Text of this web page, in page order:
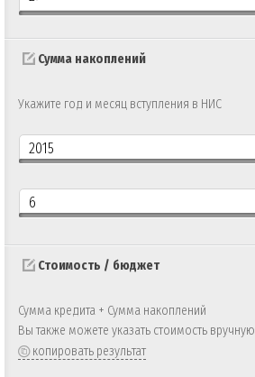
Сумма накоплений
Укажите год и месяц вступления в НИС
Стоимость / бюджет
Сумма кредита + Сумма накоплений
Вы также можете указать стоимость вручную
копировать результат